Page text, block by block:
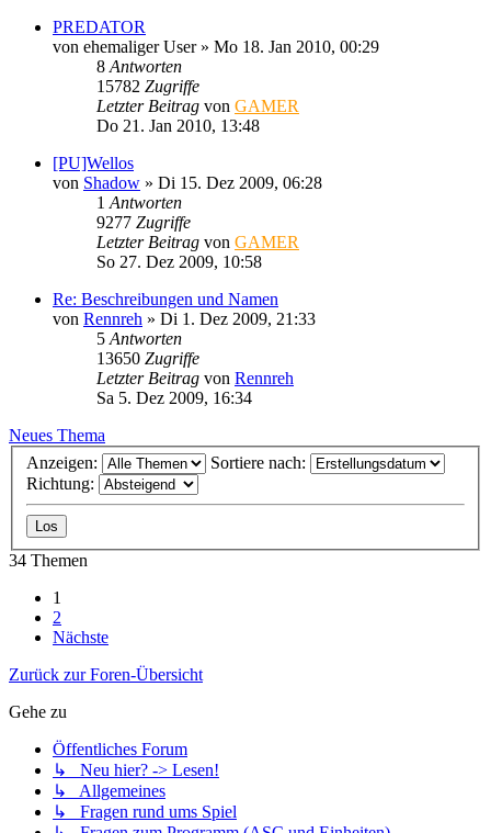
PREDATOR
von ehemaliger User» Mo 18. Jan 2010, 00:29
8 Antworten
15782 Zugriffe
Letzter Beitrag von GAMER
Do 21. Jan 2010, 13:48
[PU]Wellos
von Shadow » Di 15. Dez 2009, 06:28
1 Antworten
9277 Zugriffe
Letzter Beitrag von GAMER
So 27. Dez 2009, 10:58
Re: Beschreibungen und Namen
von Rennreh » Di 1. Dez 2009, 21:33
5 Antworten
13650 Zugriffe
Letzter Beitrag von Rennreh
Sa 5. Dez 2009, 16:34
Neues Thema
Anzeigen:
Sortiere nach:
Richtung:
34 Themen
1
2
Nächste
Zurück zur Foren-Übersicht
Gehe zu
Öffentliches Forum
↳ Neu hier? -> Lesen!
↳ Allgemeines
↳ Fragen rund ums Spiel